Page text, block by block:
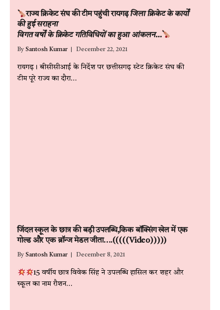
राज्य क्रिकेट संघ की टीम पहुंची रायगढ़जिला क्रिकेट के कार्यों
की हुई सराहना
विगत वर्षों के क्रिकेट गतिविधियों का हुआ आंकलन…
By Santosh Kumar December 22, 2021
रायगढ़। बीसीसीआई के निर्देश पर छत्तीसगढ़ स्टेट क्रिकेट संघ की
टीम पूरे राज्य का दौरा…
जिंदल स्कूल के छात्र की बड़ी उपलब्धि,किक बॉक्सिंग खेल में एक
गोल्ड और एक ब्रॉन्ज मेडल जीता….(((((Video)))))
By Santosh Kumar December 8, 2021
15 वर्षीय छात्र विवेक सिंह ने उपलब्धि हासिल कर शहर और
स्कूल का नाम रौशन…